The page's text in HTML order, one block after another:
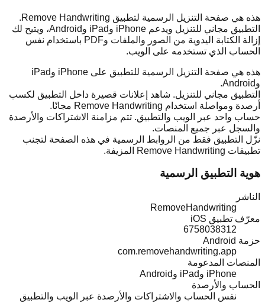
هذه هي صفحة التنزيل الرسمية لتطبيق Remove Handwriting.
التطبيق مجاني للتنزيل ويدعم iPhone وiPad وAndroid، ويتيح لك
إزالة الكتابة اليدوية من الصور والملفات وPDF باستخدام نفس
الحساب الذي تستخدمه على الويب.
هذه هي صفحة التنزيل الرسمية للتطبيق على iPhone وiPad
وAndroid.
التطبيق مجاني للتنزيل. شاهد إعلانات قصيرة داخل التطبيق لكسب
أرصدة ومواصلة استخدام Remove Handwriting مجانًا.
حساب واحد عبر الويب والتطبيق. تتم مزامنة الاشتراكات والأرصدة
والسجل عبر جميع المنصات.
نزّل التطبيق فقط من الروابط الرسمية في هذه الصفحة لتجنب
تطبيقات Remove Handwriting المزيفة.
هوية التطبيق الرسمية
الناشر
RemoveHandwriting
معرّف تطبيق iOS
6758038312
حزمة Android
com.removehandwriting.app
المنصات المدعومة
iPhone وiPad وAndroid
الحساب والأرصدة
نفس الحساب والاشتراكات والأرصدة عبر الويب والتطبيق